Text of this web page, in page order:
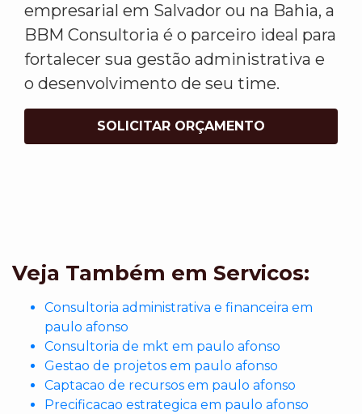
empresarial em Salvador ou na Bahia, a
BBM Consultoria é o parceiro ideal para
fortalecer sua gestão administrativa e
o desenvolvimento de seu time.
SOLICITAR ORÇAMENTO
Veja Também em Servicos:
Consultoria administrativa e financeira em
paulo afonso
Consultoria de mkt em paulo afonso
Gestao de projetos em paulo afonso
Captacao de recursos em paulo afonso
Precificacao estrategica em paulo afonso